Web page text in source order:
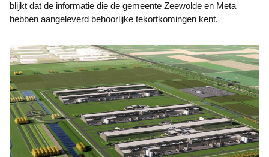
blijkt dat de informatie die de gemeente Zeewolde en Meta
hebben aangeleverd behoorlijke tekortkomingen kent.